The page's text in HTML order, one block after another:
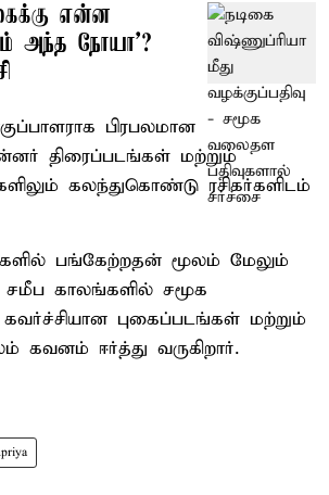
என்ன
அந்த நோயா’?
பிரபலமான
திரைப்படங்கள் மற்றும்
கலந்துகொண்டு ரசிகர்களிடம்
பங்கேற்றதன் மூலம் மேலும்
சமீப காலங்களில் சமூக
புகைப்படங்கள் மற்றும்
கவனம் ஈர்த்து வருகிறார்.